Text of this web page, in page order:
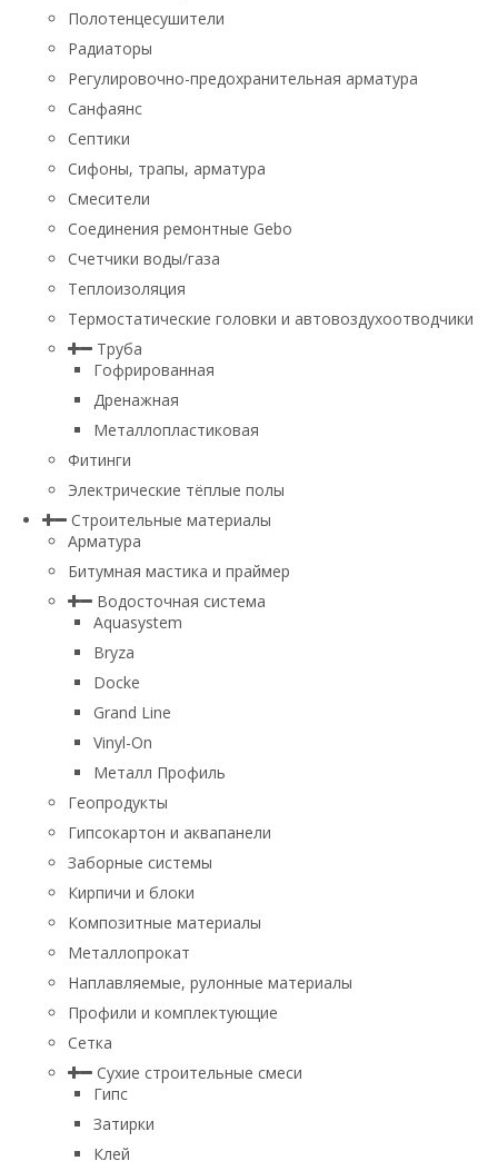
Полотенцесушители
Радиаторы
Регулировочно-предохранительная арматура
Санфаянс
Септики
Сифоны, трапы, арматура
Смесители
Соединения ремонтные Gebo
Счетчики воды/газа
Теплоизоляция
Термостатические головки и автовоздухоотводчики
Труба
Гофрированная
Дренажная
Металлопластиковая
Фитинги
Электрические тёплые полы
Строительные материалы
Арматура
Битумная мастика и праймер
Водосточная система
Aquasystem
Bryza
Docke
Grand Line
Vinyl-On
Металл Профиль
Геопродукты
Гипсокартон и аквапанели
Заборные системы
Кирпичи и блоки
Композитные материалы
Металлопрокат
Наплавляемые, рулонные материалы
Профили и комплектующие
Сетка
Сухие строительные смеси
Гипс
Затирки
Клей